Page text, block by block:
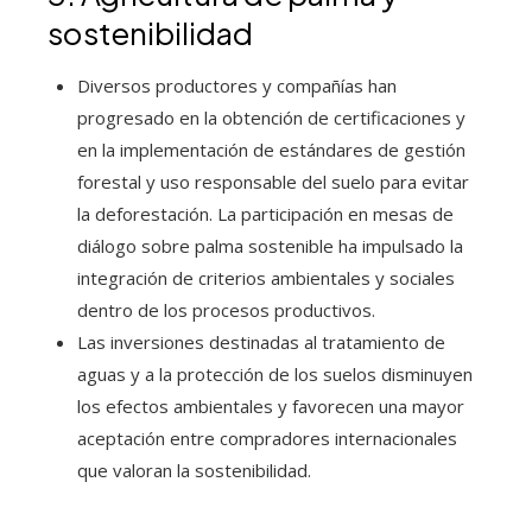
sostenibilidad
Diversos productores y compañías han
progresado en la obtención de certificaciones y
en la implementación de estándares de gestión
forestal y uso responsable del suelo para evitar
la deforestación. La participación en mesas de
diálogo sobre palma sostenible ha impulsado la
integración de criterios ambientales y sociales
dentro de los procesos productivos.
Las inversiones destinadas al tratamiento de
aguas y a la protección de los suelos disminuyen
los efectos ambientales y favorecen una mayor
aceptación entre compradores internacionales
que valoran la sostenibilidad.